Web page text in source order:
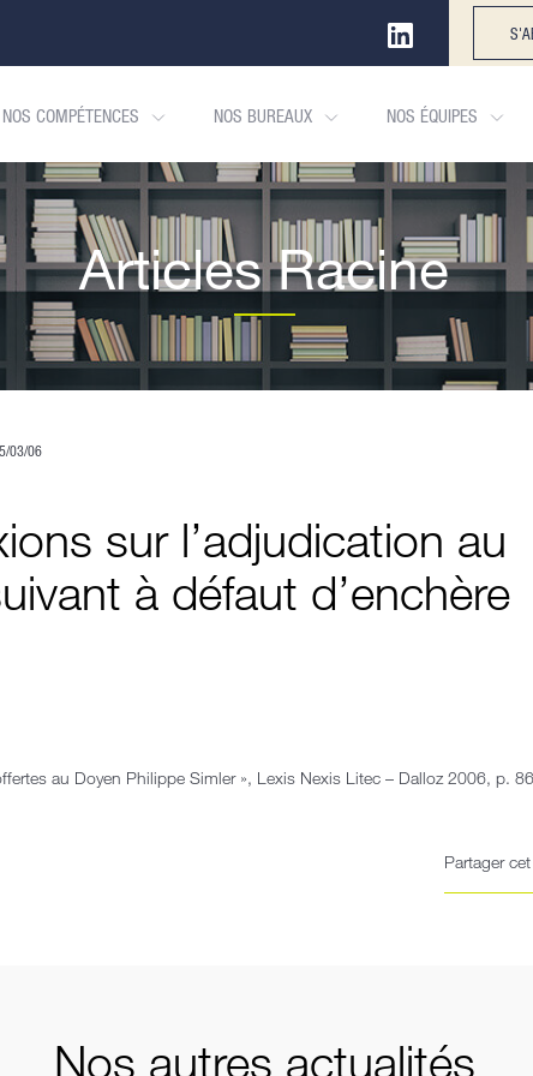
NOS COMPÉTENCES NOS BUREAUX NOS ÉQUIPES
Articles Racine
03/06
sur l’adjudication au
à défaut d’enchère
au Doyen Philippe Simler », Lexis Nexis Litec – Dalloz 2006, p.
Partager
Nos autres actualités